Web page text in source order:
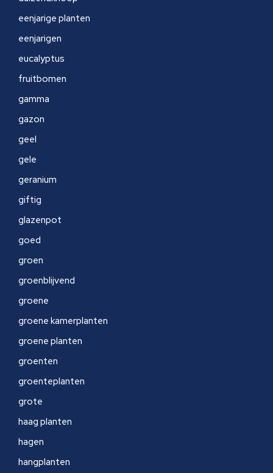
eenjarige planten
eenjarigen
eucalyptus
fruitbomen
gamma
gazon
geel
gele
geranium
giftig
glazenpot
goed
groen
groenblijvend
groene
groene kamerplanten
groene planten
groenten
groenteplanten
grote
haag planten
hagen
hangplanten